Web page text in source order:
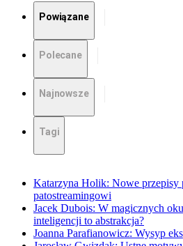
Powiązane
Polecane
Najnowsze
Tagi
Katarzyna Holik: Nowe przepisy
patostreamingowi
Jacek Dubois: W magicznych
inteligencji to abstrakcja?
Joanna Parafianowicz: Wysyp